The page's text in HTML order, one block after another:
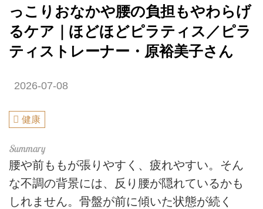
っこりおなかや腰の負担もやわらげ
るケア｜ほどほどピラティス／ピラ
ティストレーナー・原裕美子さん
2026-07-08
健康
腰や前ももが張りやすく、疲れやすい。そん
な不調の背景には、反り腰が隠れているかも
しれません。骨盤が前に傾いた状態が続く